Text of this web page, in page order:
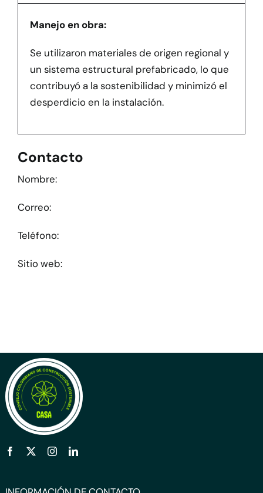
Manejo en obra:
Se utilizaron materiales de origen regional y
un sistema estructural prefabricado, lo que
contribuyó a la sostenibilidad y minimizó el
desperdicio en la instalación.
Contacto
Nombre:
Correo:
Teléfono:
Sitio web: